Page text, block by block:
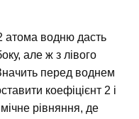
атома водню дасть
але ж з лівого
перед воднем
коефіцієнт 2 і
рівняння, де